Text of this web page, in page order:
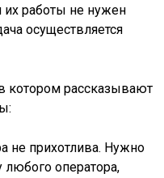
их работы не нужен
осуществляется
котором рассказывают
не прихотлива. Нужно
любого оператора,